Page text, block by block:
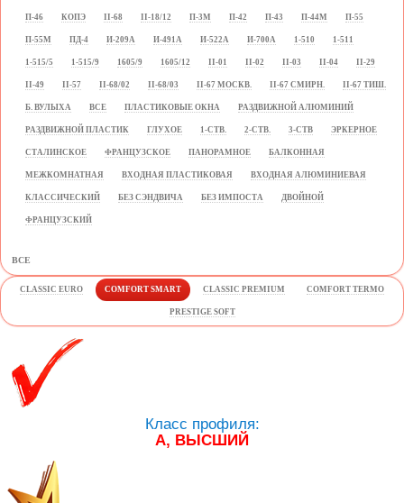
П-46 КОПЭ II-68 II-18/12 П-3М П-42 П-43 П-44М П-55
П-55М ПД-4 И-209А И-491А И-522А И-700А 1-510 1-511
1-515/5 1-515/9 1605/9 1605/12 II-01 II-02 II-03 II-04 II-29
II-49 II-57 II-68/02 II-68/03 II-67 МОСКВ. II-67 СМИРН. II-67 ТИШ.
Б. ВУЛЫХА ВСЕ ПЛАСТИКОВЫЕ ОКНА РАЗДВИЖНОЙ АЛЮМИНИЙ
РАЗДВИЖНОЙ ПЛАСТИК ГЛУХОЕ 1-СТВ. 2-СТВ. 3-СТВ ЭРКЕРНОЕ
СТАЛИНСКОЕ ФРАНЦУЗСКОЕ ПАНОРАМНОЕ БАЛКОННАЯ
МЕЖКОМНАТНАЯ ВХОДНАЯ ПЛАСТИКОВАЯ ВХОДНАЯ АЛЮМИНИЕВАЯ
КЛАССИЧЕСКИЙ БЕЗ СЭНДВИЧА БЕЗ ИМПОСТА ДВОЙНОЙ
ФРАНЦУЗСКИЙ
ВСЕ
CLASSIC EURO COMFORT SMART CLASSIC PREMIUM COMFORT TERMO
PRESTIGE SOFT
Класс профиля:
А, ВЫСШИЙ